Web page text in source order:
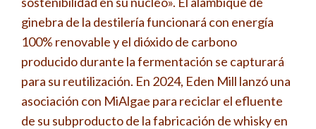
ginebra de la destilería funcionará con energía
100% renovable y el dióxido de carbono
producido durante la fermentación se capturará
para su reutilización. En 2024, Eden Mill lanzó una
asociación con MiAlgae para reciclar el efluente
de su subproducto de la fabricación de whisky en